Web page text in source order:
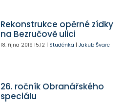
Rekonstrukce opěrné zídky
na Bezručově ulici
18. října 2019 15:12| Studénka | Jakub Švarc
26. ročník Obranářského
speciálu